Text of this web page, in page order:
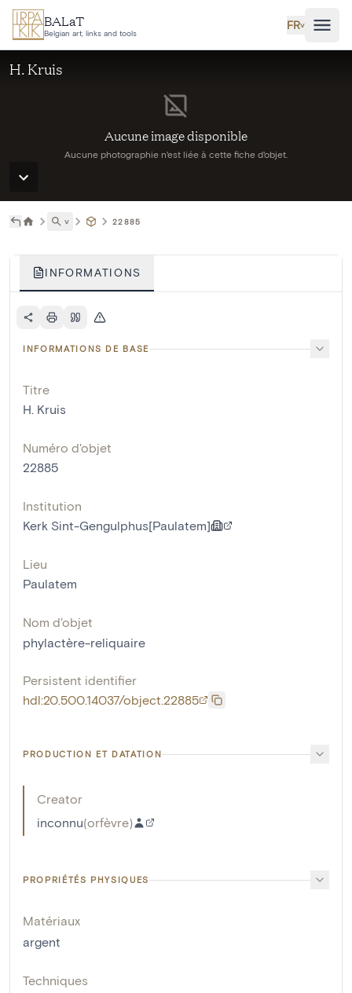
Aller au contenu principal
BALaT
Belgian art, links and tools
FR˅
Aucune image disponible
Aucune photographie n'est liée à cette fiche d'objet.
H. Kruis
˅ 22885
INFORMATIONS
INFORMATIONS DE BASE
Titre
H. Kruis
Numéro d'objet
22885
Institution
Kerk Sint-Gengulphus[Paulatem]
Lieu
Paulatem
Nom d'objet
phylactère-reliquaire
Persistent identifier
hdl:20.500.14037/object.22885
PRODUCTION ET DATATION
Creator
inconnu(orfèvre)
PROPRIÉTÉS PHYSIQUES
Matériaux
argent
Techniques